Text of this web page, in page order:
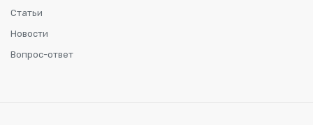
Статьи
Новости
Вопрос-ответ